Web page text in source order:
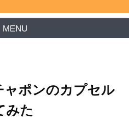
MENU
ャポンのカプセル
みた